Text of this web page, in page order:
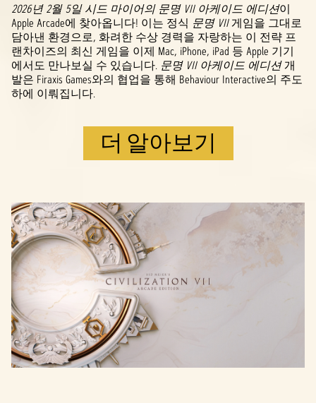
2026년 2월 5일 시드 마이어의 문명 VII 아케이드 에디션이
Apple Arcade에 찾아옵니다! 이는 정식 문명 VII게임을 그대로
담아낸 환경으로, 화려한 수상 경력을 자랑하는 이 전략 프
랜차이즈의 최신 게임을 이제 Mac, iPhone, iPad 등 Apple 기기
에서도 만나보실 수 있습니다. 문명 VII 아케이드 에디션개
발은 Firaxis Games와의 협업을 통해 Behaviour Interactive의 주도
하에 이뤄집니다.
더 알아보기